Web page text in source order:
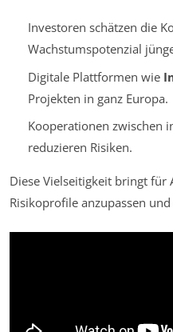
Investoren schätzen die
Wachstumspotenzial
Digitale Plattformen wie
Projekten in ganz Europa.
Kooperationen zwischen
reduzieren Risiken.
Diese Vielseitigkeit bringt
Risikoprofile anzupassen